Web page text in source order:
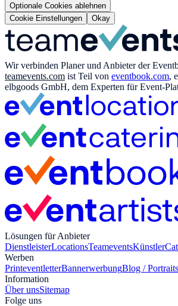
Optionale Cookies ablehnen
Cookie Einstellungen
Okay
Wir verbinden Planer und Anbieter der
teamevents.com ist Teil von eventbook.com,
elbgoods GmbH, dem Experten für Event-
Lösungen für Anbieter
DienstleisterLocationsTeameventsKünstler
Werben
PrinteventletterBannerwerbungBlog / Portraits
Information
Über unsSitemap
Folge uns